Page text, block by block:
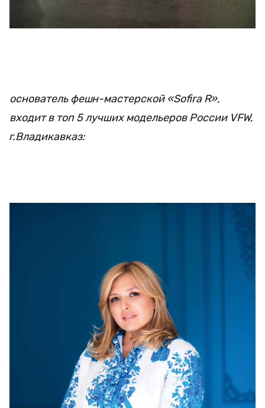
основатель фешн-мастерской «Sofira R»,
входит в топ 5 лучших модельеров России VFW,
г.Владикавказ: